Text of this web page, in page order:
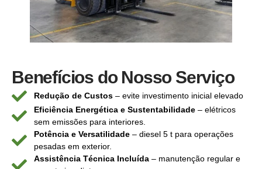
Benefícios do Nosso Serviço
Redução de Custos– evite investimento inicial elevado
Eficiência Energética e Sustentabilidade– elétricos
sem emissões para interiores.
Potência e Versatilidade– diesel 5 t para operações
pesadas em exterior.
Assistência Técnica Incluída– manutenção regular e